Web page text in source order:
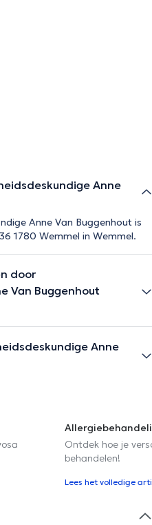
Anne
Anne Van Buggenhout is
1780 Wemmel in Wemmel.
door
Van Buggenhout
Anne
Ontdek hoe je
behandelen!
Lees het volledige